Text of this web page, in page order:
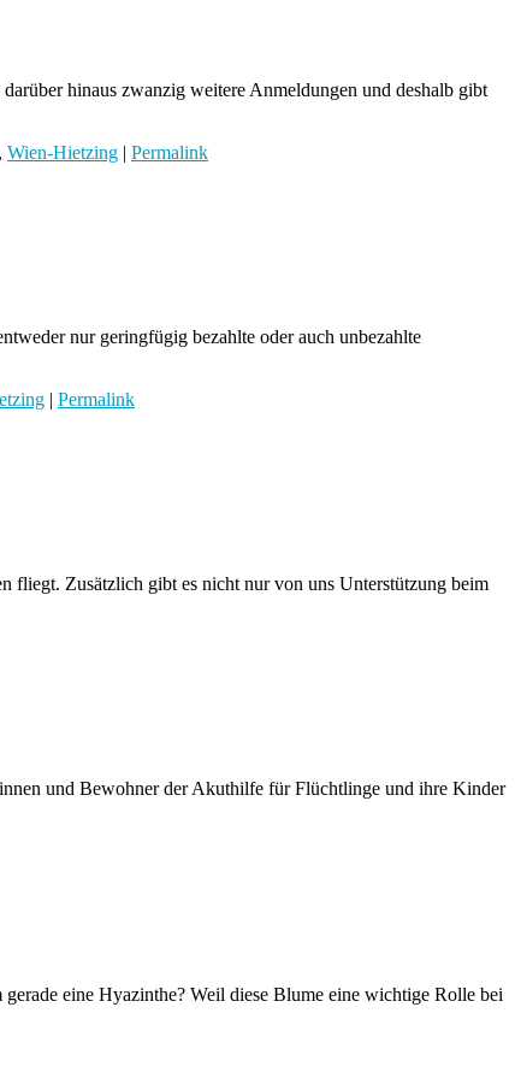
hinaus zwanzig weitere Anmeldungen und deshalb gibt
, Wien-Hietzing | Permalink
nur geringfügig bezahlte oder auch unbezahlte
| Permalink
fliegt. Zusätzlich gibt es nicht nur von uns Unterstützung beim
und Bewohner der Akuthilfe für Flüchtlinge und ihre Kinder
eine Hyazinthe? Weil diese Blume eine wichtige Rolle bei